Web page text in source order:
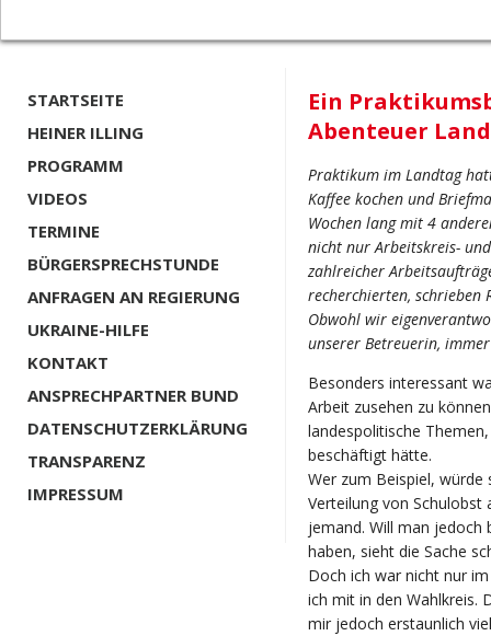
STARTSEITE
HEINER ILLING
PROGRAMM
VIDEOS
TERMINE
BÜRGERSPRECHSTUNDE
ANFRAGEN AN REGIERUNG
UKRAINE-HILFE
KONTAKT
ANSPRECHPARTNER BUND
DATENSCHUTZERKLÄRUNG
TRANSPARENZ
IMPRESSUM
Ein
Abenteuer
Praktikum im Landtag
Kaffee kochen und
Wochen lang mit 4
nicht nur Arbeitskreis-
zahlreicher
recherchierten, schrieben
Obwohl wir
unserer Betreuerin,
Besonders interessant
Arbeit zusehen zu
landespolitische
beschäftigt hätte.
Wer zum Beispiel, würde
Verteilung von Schulobst
jemand. Will man jedoch
haben, sieht die Sache
Doch ich war nicht nur
ich mit in den Wahlkreis.
mir jedoch erstaunlich